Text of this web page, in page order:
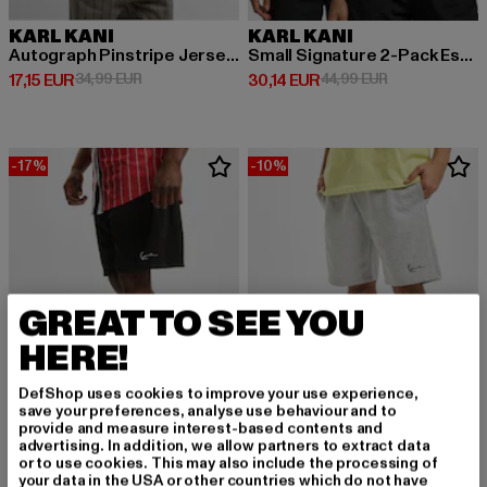
KARL KANI
Autograph Pinstripe Jersey Boxy T-Shirt
17,15 EUR
Derzeitiger Preis: 17,15 EUR
34,99 EURAktionspreis: 34,99 EUR
KARL KANI
Small Signature 2-Pack Essential Racer
30,14 EUR
Derzeitiger Preis: 30,14 EUR
44,99 EURAktionspreis:
-17%
KARL KANI
-10%
KARL KANI
GREAT TO SEE YOU
HERE!
DefShop uses cookies to improve your use experience,
save your preferences, analyse use behaviour and to
provide and measure interest-based contents and
advertising. In addition, we allow partners to extract data
or to use cookies. This may also include the processing of
your data in the USA or other countries which do not have